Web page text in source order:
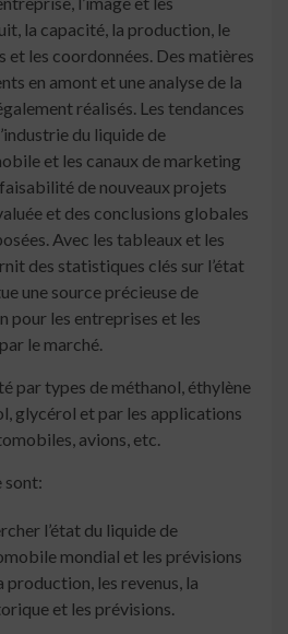
la capacité, la production, le
et les coordonnées. Des matières
en amont et une analyse de la
réalisés. Les tendances
du liquide de
et les canaux de marketing
de nouveaux projets
et des conclusions globales
Avec les tableaux et les
des statistiques clés sur l’état
une source précieuse de
pour les entreprises et les
le marché.
par types de méthanol, éthylène
glycérol et par les applications
avions, etc.
sont:
l’état du liquide de
mondial et les prévisions
les revenus, la
et les prévisions.